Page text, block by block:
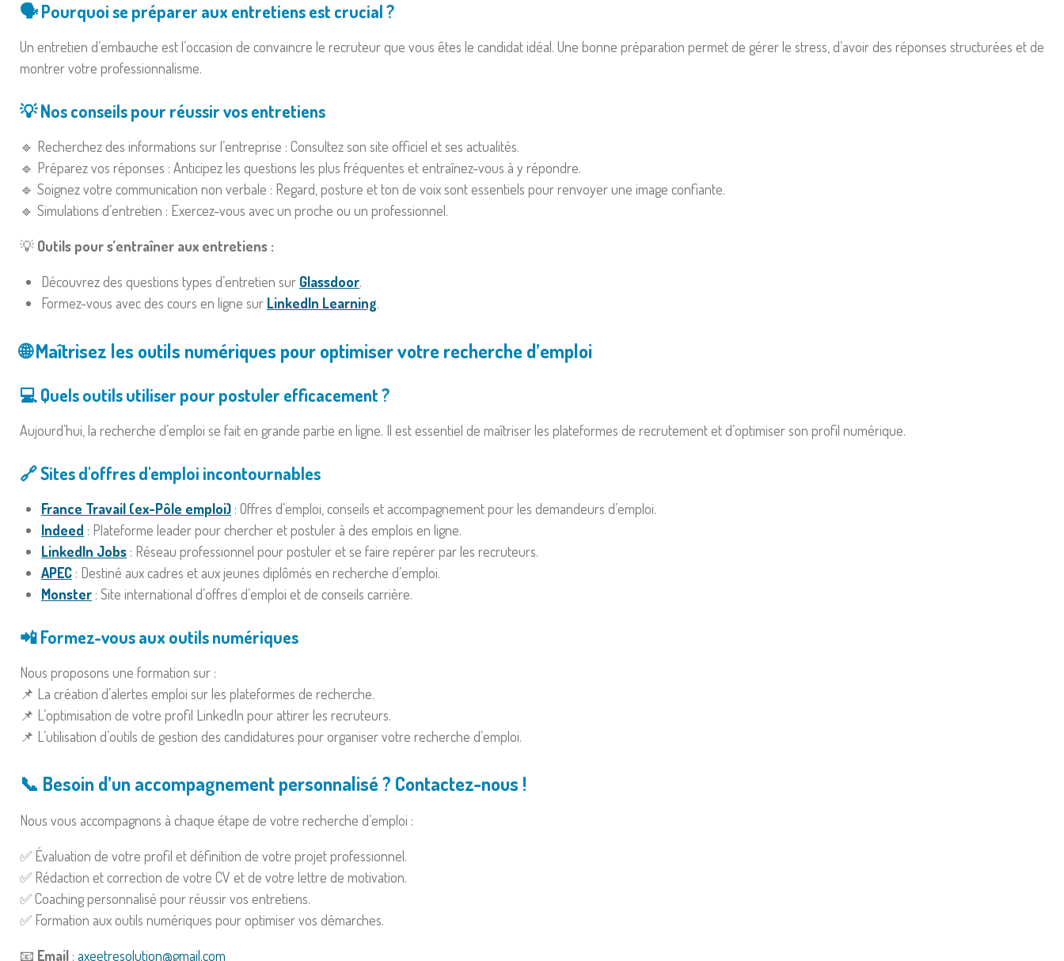
🗣️ Pourquoi se préparer aux entretiens est crucial ?
Un entretien d’embauche est l’occasion de convaincre le recruteur que vous êtes le candidat idéal. Une bonne préparation permet de gérer le stress, d’avoir des réponses structurées et de
montrer votre professionnalisme.
💡 Nos conseils pour réussir vos entretiens
🔹 Recherchez des informations sur l’entreprise : Consultez son site officiel et ses actualités.
🔹 Préparez vos réponses : Anticipez les questions les plus fréquentes et entraînez-vous à y répondre.
🔹 Soignez votre communication non verbale : Regard, posture et ton de voix sont essentiels pour renvoyer une image confiante.
🔹 Simulations d’entretien : Exercez-vous avec un proche ou un professionnel.
💡 Outils pour s’entraîner aux entretiens :
Découvrez des questions types d’entretien sur Glassdoor.
Formez-vous avec des cours en ligne sur LinkedIn Learning.
🌐 Maîtrisez les outils numériques pour optimiser votre recherche d’emploi
💻 Quels outils utiliser pour postuler efficacement ?
Aujourd’hui, la recherche d’emploi se fait en grande partie en ligne. Il est essentiel de maîtriser les plateformes de recrutement et d’optimiser son profil numérique.
🔗 Sites d'offres d'emploi incontournables
France Travail (ex-Pôle emploi) : Offres d’emploi, conseils et accompagnement pour les demandeurs d’emploi.
Indeed : Plateforme leader pour chercher et postuler à des emplois en ligne.
LinkedIn Jobs : Réseau professionnel pour postuler et se faire repérer par les recruteurs.
APEC : Destiné aux cadres et aux jeunes diplômés en recherche d’emploi.
Monster : Site international d’offres d’emploi et de conseils carrière.
📲 Formez-vous aux outils numériques
Nous proposons une formation sur :
📌 La création d’alertes emploi sur les plateformes de recherche.
📌 L’optimisation de votre profil LinkedIn pour attirer les recruteurs.
📌 L’utilisation d’outils de gestion des candidatures pour organiser votre recherche d’emploi.
📞 Besoin d’un accompagnement personnalisé ? Contactez-nous !
Nous vous accompagnons à chaque étape de votre recherche d’emploi :
✅ Évaluation de votre profil et définition de votre projet professionnel.
✅ Rédaction et correction de votre CV et de votre lettre de motivation.
✅ Coaching personnalisé pour réussir vos entretiens.
✅ Formation aux outils numériques pour optimiser vos démarches.
📧 Email : axeetresolution@gmail.com